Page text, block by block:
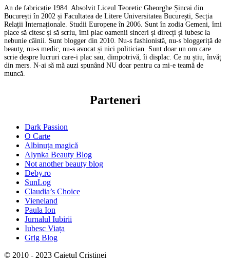
An de fabricație 1984. Absolvit Liceul Teoretic Gheorghe Șincai din
București în 2002 și Facultatea de Litere Universitatea București, Secția
Relații Internaționale. Studii Europene în 2006. Sunt în zodia Gemeni, îmi
place să citesc și să scriu, îmi plac oamenii sinceri și direcți și iubesc la
nebunie câinii. Sunt blogger din 2010. Nu-s fashionistă, nu-s bloggeriță de
beauty, nu-s medic, nu-s avocat și nici politician. Sunt doar un om care
scrie despre lucruri care-i plac sau, dimpotrivă, îi displac. Ce nu știu, învăț
din mers. N-ai să mă auzi spunând NU doar pentru ca mi-e teamă de
muncă.
Parteneri
Dark Passion
O Carte
Albinuța magică
Alynka Beauty Blog
Not another beauty blog
Deby.ro
SunLog
Claudia’s Choice
Vieneland
Paula Ion
Jurnalul Iubirii
Iubesc Viața
Grig Blog
© 2010 - 2023 Caietul Cristinei